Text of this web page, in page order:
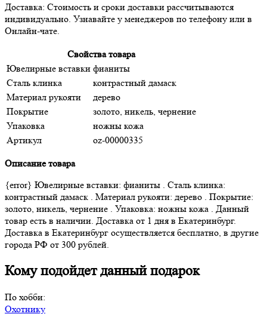
Доставка: Стоимость и сроки доставки рассчитываются
индивидуально. Узнавайте у менеджеров по телефону или в
Онлайн-чате.
Свойства товара
Ювелирные вставки фианиты
Сталь клинка
контрастный дамаск
Материал рукояти
дерево
Покрытие
золото, никель, чернение
Упаковка
ножны кожа
Артикул
oz-00000335
Описание товара
{error} Ювелирные вставки: фианиты . Сталь клинка:
контрастный дамаск . Материал рукояти: дерево . Покрытие:
золото, никель, чернение . Упаковка: ножны кожа . Данный
товар есть в наличии. Доставка от 1 дня в Екатеринбург.
Доставка в Екатеринбург осуществляется бесплатно, в другие
города РФ от 300 рублей.
Кому подойдет данный подарок
По хобби:
Охотнику